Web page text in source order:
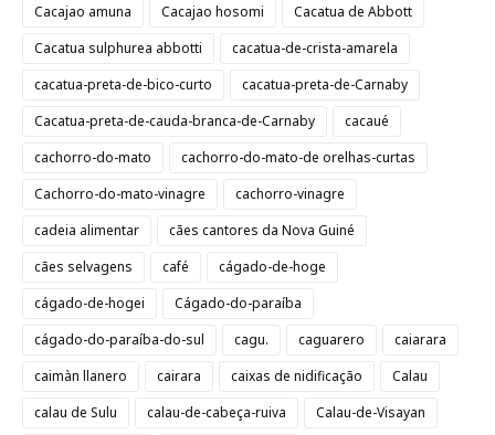
Cacajao amuna
Cacajao hosomi
Cacatua de Abbott
Cacatua sulphurea abbotti
cacatua-de-crista-amarela
cacatua-preta-de-bico-curto
cacatua-preta-de-Carnaby
Cacatua-preta-de-cauda-branca-de-Carnaby
cacaué
cachorro-do-mato
cachorro-do-mato-de orelhas-curtas
Cachorro-do-mato-vinagre
cachorro-vinagre
cadeia alimentar
cães cantores da Nova Guiné
cães selvagens
café
cágado-de-hoge
cágado-de-hogei
Cágado-do-paraíba
cágado-do-paraíba-do-sul
cagu. caguarero
caiarara
caimàn llanero
cairara caixas de nidificação
Calau
calau de Sulu
calau-de-cabeça-ruiva
Calau-de-Visayan